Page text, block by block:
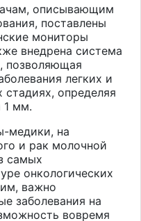
описывающим
поставлены
мониторы
внедрена система
позволяющая
легких и
определяя
1 мм.
медики, на
и рак молочной
самых
онкологических
важно
заболевания на
вовремя